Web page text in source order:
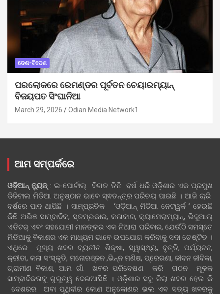
ଦେଶ-ବିଦେଶ
ପରଲୋକରେ ରେମଣ୍ଡର ପୂର୍ବତନ ଚେୟାରମ୍ୟାନ୍
ବିଜୟପତ ସିଂଘାନିଆ
March 29, 2026 Odian Media Network1
ଆମ ସମ୍ପର୍କରେ
ଓଡ଼ିଆନ୍‍ ନ୍ୟୁଜ୍‍: ଇ-ପୋର୍ଟାଲ୍ ବିଗତ ତିନି ବର୍ଷ ଧରି ଓଡ଼ିଶାର ଏକ ପ୍ରମୁଖ
ଡିଜିଟାଲ ମିଡିଆ ଅନୁଷ୍ଠାନ ଭାବେ ସ୍ଵତନ୍ତ୍ର ପରିଚୟ ପାଇଛି । ଆଜି ଚାରି
ବର୍ଷରେ ପାଦ ଥାପିଛି । ସାମ୍ପ୍ରତିକ ‘ଓଡ଼ିଆନ୍‍ ମିଡିଆ ନେଟୱର୍କ ’ ହେଉଛି
କିଛି ଅଭିଜ୍ଞ ସାମ୍ବାଦିକ, ସ୍ତମ୍ଭକାର, କଳାକାର, କ୍ୟାମେରାମ୍ୟାନ୍, ଭିଜୁଆଲ୍
ଏଡିଟର୍ ଏବଂ ସହଯୋଗୀ ମାନଙ୍କର ଏକ ନିଆରା ପରିବାର, ଯେଉଁଠି ସମସ୍ତେ
ମିଡିଆକୁ ବିକାଶର ଏକ ମାଧ୍ୟମ ଭାବେ ଉପଯୋଗ କରିବାକୁ ସଦା ଚେଷ୍ଟିତ ।
ଏଥିରେ ମୁଖ୍ୟ ଖବର ବ୍ୟତୀତ ଶିକ୍ଷା, ସ୍ୱାସ୍ଥ୍ୟ, ବୃତ୍ତି, ପର୍ଯ୍ୟଟନ,
କ୍ରୀଡା, କଳା ସଂସ୍କୃତି, ମନୋରଞ୍ଜନ ,ଭିନ୍ନ ମଣିଷ, ପ୍ରେରଣା, ଜୀବନ ଜୀବିକା,
ଗ୍ରାମୀଣ ବିକାଶ, ଆମ ଗାଁ ଖବର ପରିବେଷଣ କରି ଗଠନ ମୂଳକ
ସାମ୍ବାଦିକତାକୁ ଗୁରୁତ୍ୱ ଦେଇଆସିଛି । ଓଡ଼ିଶାର ସବୁ ଜିଲା ଖବର ହେଉ କି
ଦେଶରର ଅବା ପୃଥିବୀର କୋଣ ଅନୁକୋଣର ଭଲ ଏବ ସତ୍ୟ ଖବରକୁ